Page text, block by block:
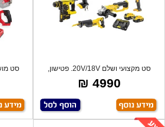
סט מקצועי ושלם 20V/18V. פטישון,
מסור חרב
4990 ₪